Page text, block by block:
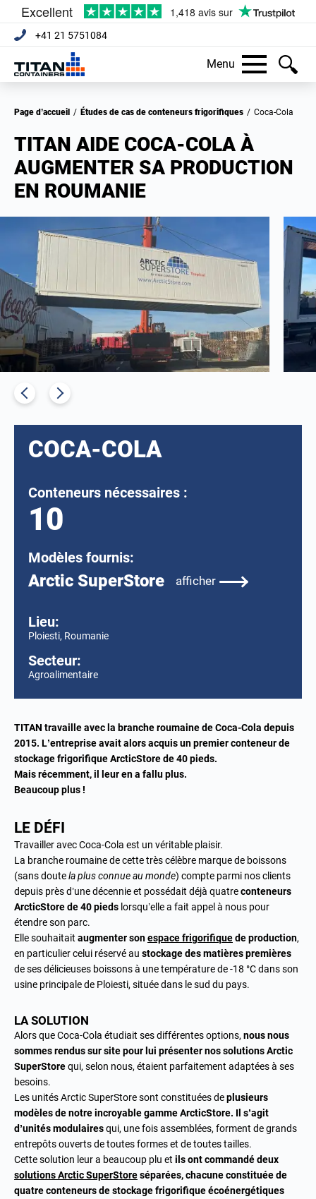
+41 21 5751084
Menu
Page d’accueil / Études de cas de conteneurs frigorifiques / Coca-Cola
TITAN AIDE COCA-COLA À
AUGMENTER SA PRODUCTION
EN ROUMANIE
COCA-COLA
Conteneurs nécessaires :
10
Modèles fournis:
Arctic SuperStore afficher
Lieu:
Ploiesti, Roumanie
Secteur:
Agroalimentaire
TITAN travaille avec la branche roumaine de Coca-Cola depuis
2015. L’entreprise avait alors acquis un premier conteneur de
stockage frigorifique ArcticStore de 40 pieds.
Mais récemment, il leur en a fallu plus.
Beaucoup plus !
LE DÉFI
Travailler avec Coca-Cola est un véritable plaisir.
La branche roumaine de cette très célèbre marque de boissons
(sans doutela plus connue au monde) compte parmi nos clients
depuis près d’une décennie et possédait déjà quatreconteneurs
ArcticStore de 40 pieds lorsqu’elle a fait appel à nous pour
étendre son parc.
Elle souhaitait augmenter sonespace frigorifiquede production,
en particulier celui réservé au stockage des matières premières
de ses délicieuses boissons à une température de -18 °C dans son
usine principale de Ploiesti, située dans le sud du pays.
LA SOLUTION
Alors que Coca-Cola étudiait ses différentes options, nous nous
sommes rendus sur site pour lui présenter nos solutions Arctic
SuperStorequi, selon nous, étaient parfaitement adaptées à ses
besoins.
Les unités Arctic SuperStore sont constituées deplusieurs
modèles de notre incroyable gamme ArcticStore. Il s’agit
d’unités modulairesqui, une fois assemblées, forment de grands
entrepôts ouverts de toutes formes et de toutes tailles.
Cette solution leur a beaucoup plu et ils ont commandé deux
solutions Arctic SuperStoreséparées, chacune constituée de
quatre conteneurs de stockage frigorifique écoénergétiques